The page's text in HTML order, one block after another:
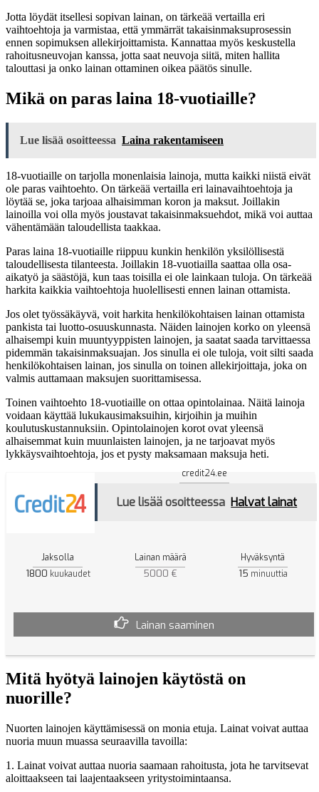
Jotta löydät itsellesi sopivan lainan, on tärkeää vertailla eri
vaihtoehtoja ja varmistaa, että ymmärrät takaisinmaksuprosessin
ennen sopimuksen allekirjoittamista. Kannattaa myös keskustella
rahoitusneuvojan kanssa, jotta saat neuvoja siitä, miten hallita
talouttasi ja onko lainan ottaminen oikea päätös sinulle.
Mikä on paras laina 18-vuotiaille?
Lue lisää osoitteessa Laina rakentamiseen
18-vuotiaille on tarjolla monenlaisia lainoja, mutta kaikki niistä eivät
ole paras vaihtoehto. On tärkeää vertailla eri lainavaihtoehtoja ja
löytää se, joka tarjoaa alhaisimman koron ja maksut. Joillakin
lainoilla voi olla myös joustavat takaisinmaksuehdot, mikä voi auttaa
vähentämään taloudellista taakkaa.
Paras laina 18-vuotiaille riippuu kunkin henkilön yksilöllisestä
taloudellisesta tilanteesta. Joillakin 18-vuotiailla saattaa olla osa-
aikatyö ja säästöjä, kun taas toisilla ei ole lainkaan tuloja. On tärkeää
harkita kaikkia vaihtoehtoja huolellisesti ennen lainan ottamista.
Jos olet työssäkäyvä, voit harkita henkilökohtaisen lainan ottamista
pankista tai luotto-osuuskunnasta. Näiden lainojen korko on yleensä
alhaisempi kuin muuntyyppisten lainojen, ja saatat saada tarvittaessa
pidemmän takaisinmaksuajan. Jos sinulla ei ole tuloja, voit silti saada
henkilökohtaisen lainan, jos sinulla on toinen allekirjoittaja, joka on
valmis auttamaan maksujen suorittamisessa.
Toinen vaihtoehto 18-vuotiaille on ottaa opintolainaa. Näitä lainoja
voidaan käyttää lukukausimaksuihin, kirjoihin ja muihin
koulutuskustannuksiin. Opintolainojen korot ovat yleensä
alhaisemmat kuin muunlaisten lainojen, ja ne tarjoavat myös
lykkäysvaihtoehtoja, jos et pysty maksamaan maksuja heti.
credit24.ee
Lue lisää osoitteessa Halvat lainat
Jaksolla
1800 kuukaudet
Lainan määrä
5000 €
Hyväksyntä
15 minuuttia
Lainan saaminen
Mitä hyötyä lainojen käytöstä on
nuorille?
Nuorten lainojen käyttämisessä on monia etuja. Lainat voivat auttaa
nuoria muun muassa seuraavilla tavoilla:
1. Lainat voivat auttaa nuoria saamaan rahoitusta, jota he tarvitsevat
aloittaakseen tai laajentaakseen yritystoimintaansa.